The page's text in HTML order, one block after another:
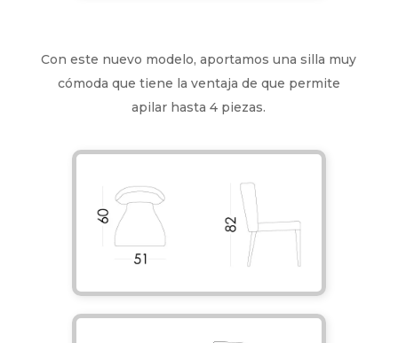
Con este nuevo modelo, aportamos una silla muy
cómoda que tiene la ventaja de que permite
apilar hasta 4 piezas.